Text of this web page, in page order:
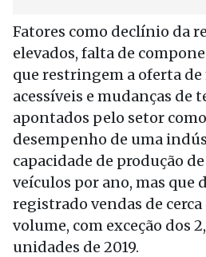
Fatores como declínio da
elevados, falta de
que restringem a oferta
acessíveis e mudanças de
apontados pelo setor
desempenho de uma
capacidade de produção
veículos por ano, mas que
registrado vendas de
volume, com exceção dos
unidades de 2019.